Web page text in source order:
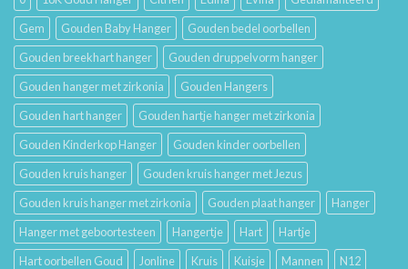
Betekenis
Gem
Gouden Baby Hanger
Gouden bedel oorbellen
Gouden breekhart hanger
Gouden druppelvorm hanger
Gouden hanger met zirkonia
Gouden Hangers
Gouden hart hanger
Gouden hartje hanger met zirkonia
Gouden Kinderkop Hanger
Gouden kinder oorbellen
Gouden kruis hanger
Gouden kruis hanger met Jezus
Gouden kruis hanger met zirkonia
Gouden plaat hanger
Hanger
Hanger met geboortesteen
Hangertje Hart
Hartje
Hart oorbellen Goud
Jonline Kruis Kuisje Mannen
N12